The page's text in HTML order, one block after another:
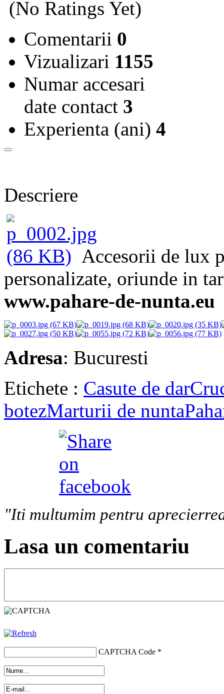
(No Ratings Yet)
Comentarii 0
Vizualizari 1155
Numar accesari
date contact 3
Experienta (ani) 4
Descriere
Accesorii de lux
personalizate, oriunde in
www.pahare-de-nunta.eu
Adresa: Bucuresti
Etichete : Casute de dar
botezMarturii de nunta
"Iti multumim pentru
Lasa un comentariu
CAPTCHA Code *